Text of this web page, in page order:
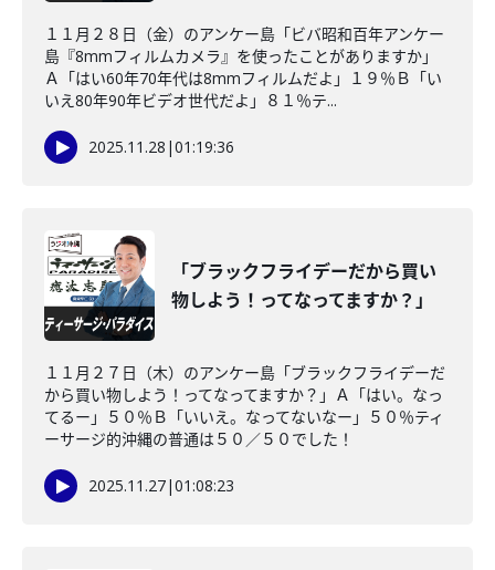
１１月２８日（金）のアンケー島「ビバ昭和百年アンケー
島『8mmフィルムカメラ』を使ったことがありますか」
Ａ「はい60年70年代は8mmフィルムだよ」１９％Ｂ「い
いえ80年90年ビデオ世代だよ」８１％テ...
2025.11.28 |01:19:36
「ブラックフライデーだから買い
物しよう！ってなってますか？」
１１月２７日（木）のアンケー島「ブラックフライデーだ
から買い物しよう！ってなってますか？」Ａ「はい。なっ
てるー」５０％Ｂ「いいえ。なってないなー」５０％ティ
ーサージ的沖縄の普通は５０／５０でした！
2025.11.27|01:08:23